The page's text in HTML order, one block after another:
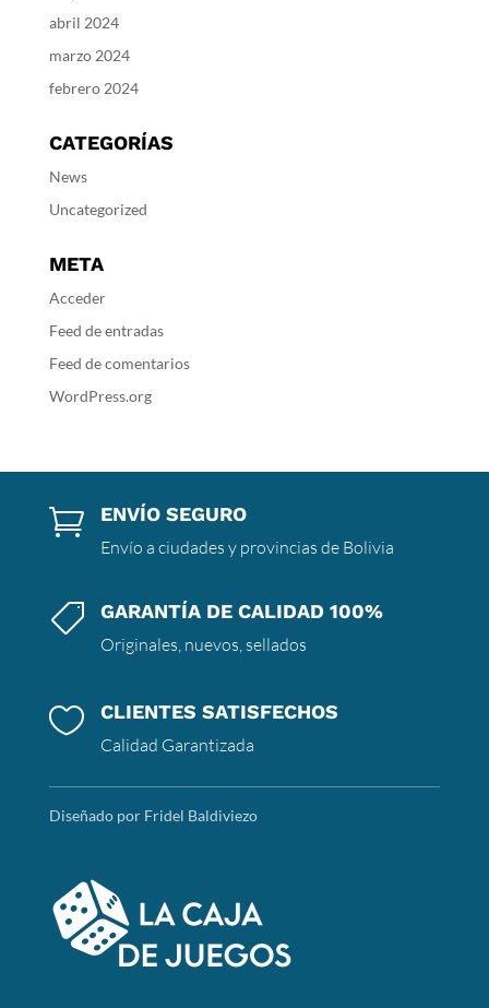
abril 2024
marzo 2024
febrero 2024
CATEGORÍAS
News
Uncategorized
META
Acceder
Feed de entradas
Feed de comentarios
WordPress.org
 ENVÍO SEGURO
Envío a ciudades y provincias de Bolivia
 GARANTÍA DE CALIDAD 100%
Originales, nuevos, sellados
 CLIENTES SATISFECHOS
Calidad Garantizada
Diseñado por Fridel Baldiviezo